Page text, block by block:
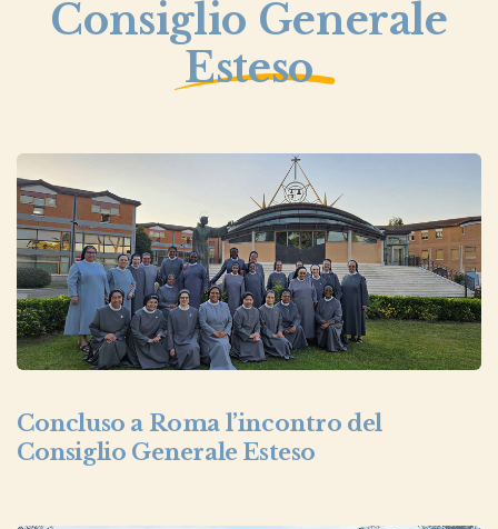
Consiglio Generale
Esteso
Concluso a Roma l’incontro del
Consiglio Generale Esteso